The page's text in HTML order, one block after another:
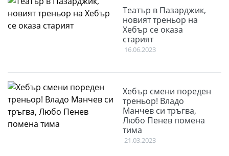
Театър в Пазарджик,
новият треньор на
Хебър се оказа
старият
16.06.2023
Хебър смени пореден
треньор! Владо
Манчев си тръгва,
Любо Пенев помена
тима
21.03.2023